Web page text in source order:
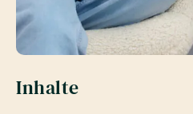
Inhalte